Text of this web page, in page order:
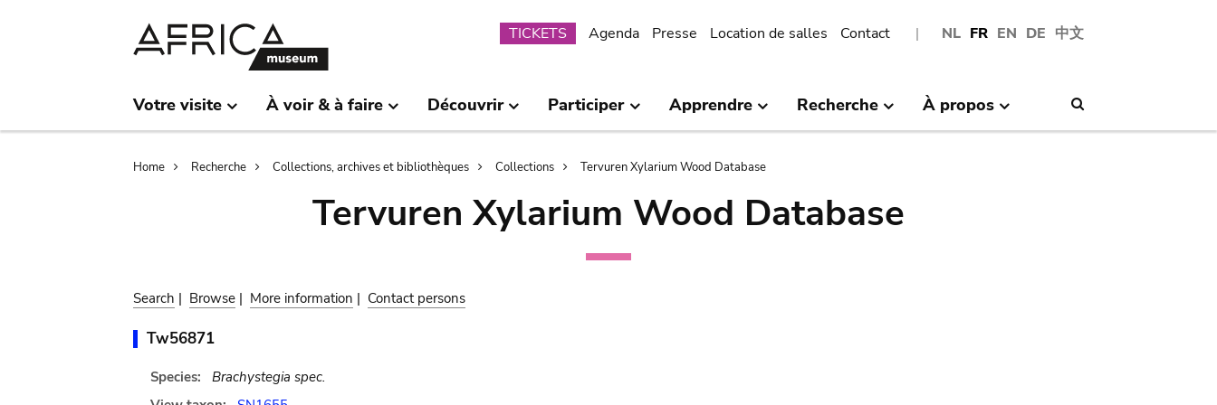
NL FR EN DE 中文
Submenu
TICKETS Agenda Presse Location de salles Contact
Votre visite À voir & à faire Découvrir Participer Apprendre Recherche À propos
Breadcrumb
Home Recherche Collections, archives et bibliothèques Collections Tervuren Xylarium Wood Database
Tervuren Xylarium Wood Database
Search | Browse | More information | Contact persons
Tw56871
Species:
Brachystegia spec.